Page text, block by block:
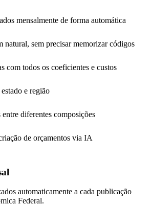
mensalmente de forma automática
natural, sem precisar memorizar códigos
com todos os coeficientes e custos
e região
diferentes composições
de orçamentos via IA
automaticamente a cada publicação
Federal.